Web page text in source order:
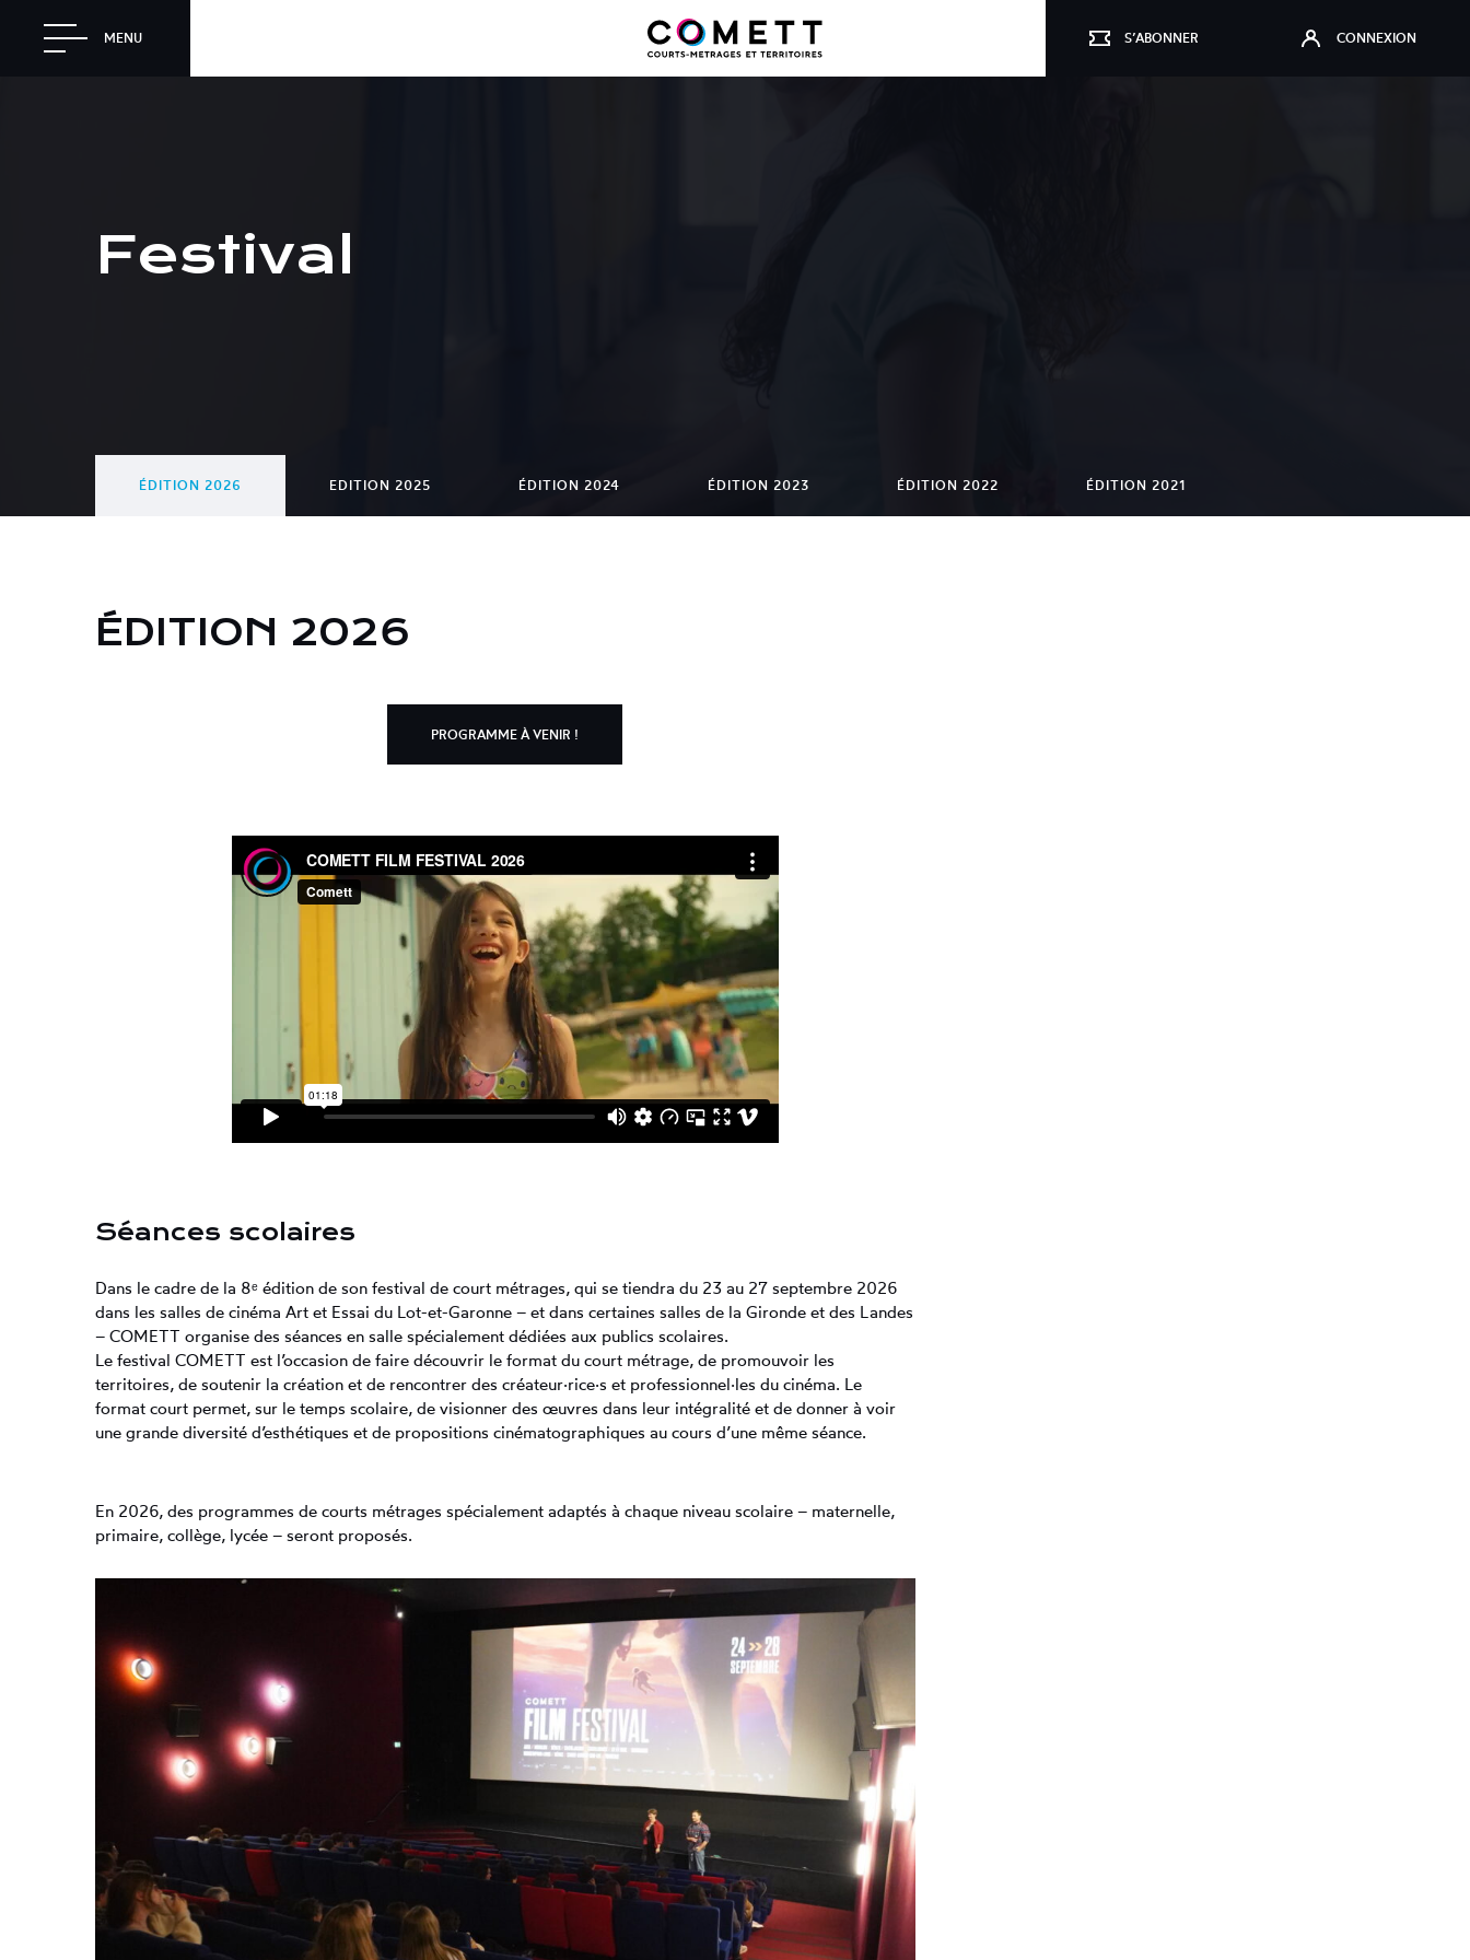
MENU S’ABONNER CONNEXION
Festival
ÉDITION 2026 EDITION 2025 ÉDITION 2024 ÉDITION 2023 ÉDITION 2022 ÉDITION 2021
ÉDITION 2026
PROGRAMME À VENIR !
Séances scolaires
Dans le cadre de la 8ᵉ édition de son festival de court métrages, qui se tiendra du 23 au 27 septembre 2026
dans les salles de cinéma Art et Essai du Lot-et-Garonne – et dans certaines salles de la Gironde et des Landes
– COMETT organise des séances en salle spécialement dédiées aux publics scolaires.
Le festival COMETT est l’occasion de faire découvrir le format du court métrage, de promouvoir les
territoires, de soutenir la création et de rencontrer des créateur·rice·s et professionnel·les du cinéma. Le
format court permet, sur le temps scolaire, de visionner des œuvres dans leur intégralité et de donner à voir
une grande diversité d’esthétiques et de propositions cinématographiques au cours d’une même séance.
En 2026, des programmes de courts métrages spécialement adaptés à chaque niveau scolaire – maternelle,
primaire, collège, lycée – seront proposés.